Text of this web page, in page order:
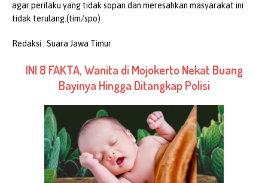
agar perilaku yang tidak sopan dan meresahkan masyarakat ini
tidak terulang.(tim/spo)
Redaksi : Suara Jawa Timur
INI 8 FAKTA, Wanita di Mojokerto Nekat Buang
Bayinya Hingga Ditangkap Polisi